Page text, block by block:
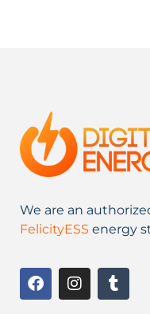
We are an
FelicityESS energy